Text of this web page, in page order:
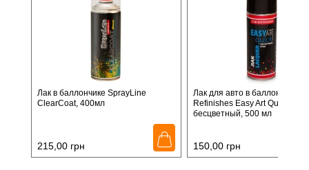
Лак в баллончике SprayLine
ClearCoat, 400мл
215,00 грн
Лак для авто в баллончике
Refinishes Easy Art Quick
бесцветный, 500 мл
150,00 грн